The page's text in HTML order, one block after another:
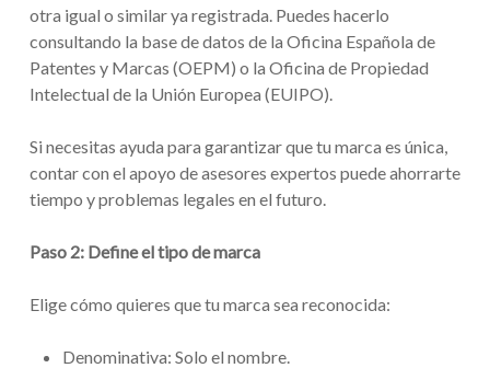
otra igual o similar ya registrada. Puedes hacerlo
consultando la base de datos de la Oficina Española de
Patentes y Marcas (OEPM) o la Oficina de Propiedad
Intelectual de la Unión Europea (EUIPO).
Si necesitas ayuda para garantizar que tu marca es única,
contar con el apoyo de asesores expertos puede ahorrarte
tiempo y problemas legales en el futuro.
Paso 2: Define el tipo de marca
Elige cómo quieres que tu marca sea reconocida:
Denominativa: Solo el nombre.